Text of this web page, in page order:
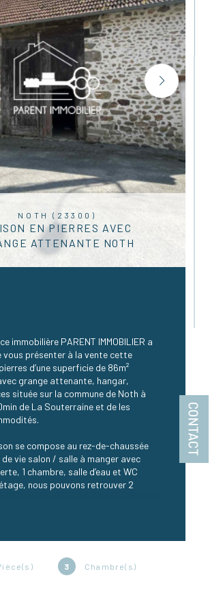
CONTACT
NOTH (23300)
EN PIERRES AVEC
ATTENANTE NOTH
3 Chambre(s)
immobilière PARENT IMMOBILIER a
vous présenter à la vente cette
d’une superficie de 86m²
grange attenante, hangar,
située sur la commune de Noth à
de La Souterraine et de les
de vie salon / salle à manger avec
1 chambre, salle d’eau et WC
nous pouvons retrouver 2
la maison avec un accès intérieur
possibilités. On retrouve